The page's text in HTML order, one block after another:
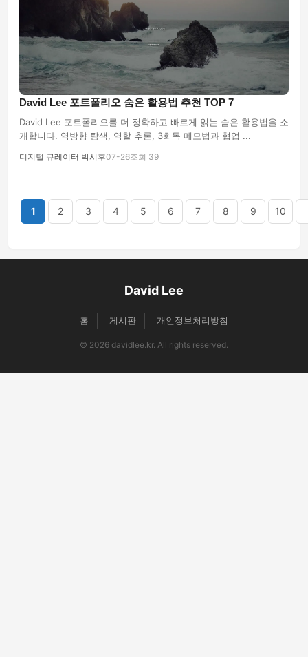
David Lee 포트폴리오 숨은 활용법 추천 TOP 7
David Lee 포트폴리오를 더 정확하고 빠르게 읽는 숨은 활용법을 소
개합니다. 역방향 탐색, 역할 추론, 3회독 메모법과 협업 ...
디지털 큐레이터 박시후07-26조회 39
1 2 3 4 5 6 7 8 9 10
David Lee
홈 게시판 개인정보처리방침
© 2026 davidlee.kr. All rights reserved.